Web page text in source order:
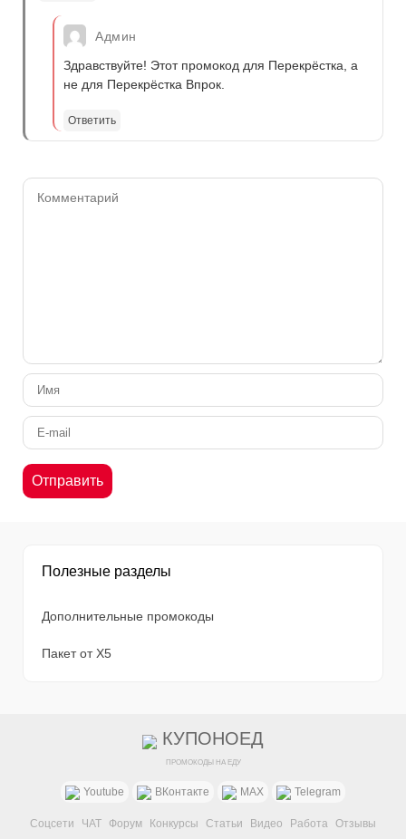
Админ
Здравствуйте! Этот промокод для Перекрёстка, а
не для Перекрёстка Впрок.
Ответить
Полезные разделы
Дополнительные промокоды
Пакет от X5
КУПОНОЕД
ПРОМОКОДЫ НА ЕДУ
Youtube ВКонтакте MAX Telegram
Соцсети ЧАТ Форум Конкурсы Статьи Видео Работа Отзывы